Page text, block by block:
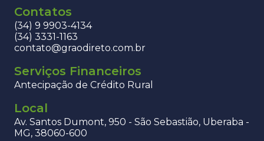
Contatos
(34) 9 9903-4134
(34) 3331-1163
contato@graodireto.com.br
Serviços Financeiros
Antecipação de Crédito Rural
Local
Av. Santos Dumont, 950 - São Sebastião, Uberaba -
MG, 38060-600